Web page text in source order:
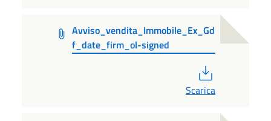
Avviso_vendita_Immobile_Ex_Gd
f_date_firm_ol-signed
Scarica